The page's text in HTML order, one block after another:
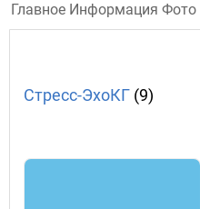
Главное Информация Фото
Стресс-ЭхоКГ (9)